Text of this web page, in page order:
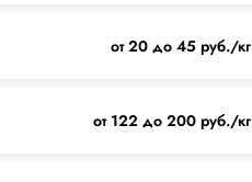
от 20 до 45 руб./кг
от 122 до 200 руб./кг